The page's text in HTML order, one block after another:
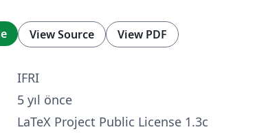
View Source View PDF
IFRI
5 yıl önce
LaTeX Project Public License 1.3c